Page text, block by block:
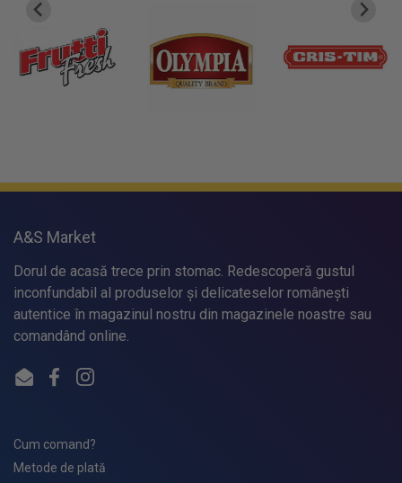
A&S Market
Dorul de acasă trece prin stomac. Redescoperă gustul
inconfundabil al produselor și delicateselor românești
autentice în magazinul nostru din magazinele noastre sau
comandând online.
EmailFacebookInstagram
Cum comand?
Metode de plată